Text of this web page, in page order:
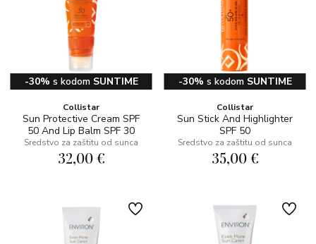
-30% s kodom SUNTIME
Collistar
Sun Protective Cream SPF
50 And Lip Balm SPF 30
Sredstvo za zaštitu od sunca
32,00 €
-30% s kodom SUNTIME
Collistar
Sun Stick And Highlighter
SPF 50
Sredstvo za zaštitu od sunca
35,00 €